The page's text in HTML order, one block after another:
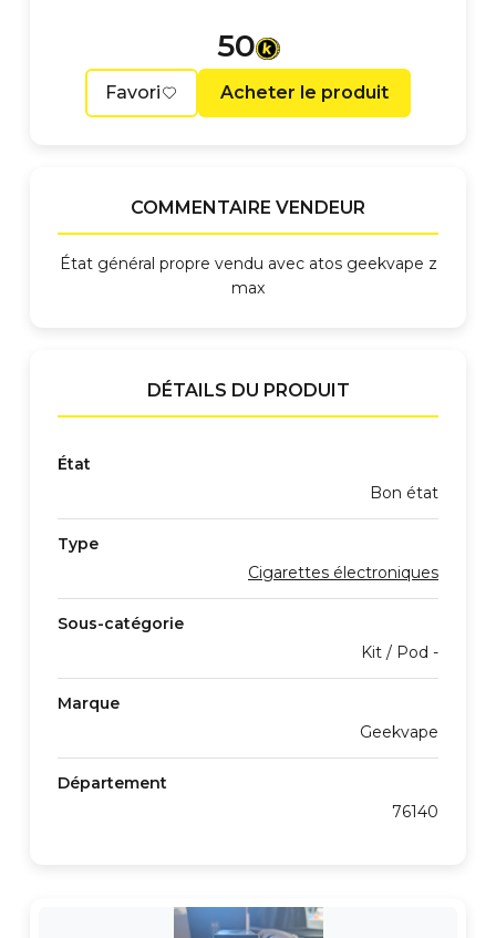
50
Favori Acheter le produit
COMMENTAIRE VENDEUR
État général propre vendu avec atos geekvape z
max
DÉTAILS DU PRODUIT
État
Bon état
Type
Cigarettes électroniques
Sous-catégorie
Kit / Pod -
Marque
Geekvape
Département
76140